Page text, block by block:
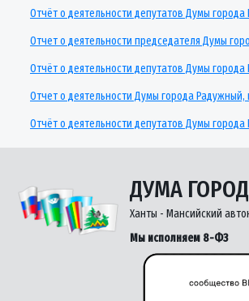
Отчёт о деятельности депутатов Думы города
Отчет о деятельности председателя Думы
Отчёт о деятельности депутатов Думы города
Отчет о деятельности Думы города
Отчёт о деятельности депутатов Думы
ДУМА
Ханты - Мансийский
Мы исполняем 8-ФЗ